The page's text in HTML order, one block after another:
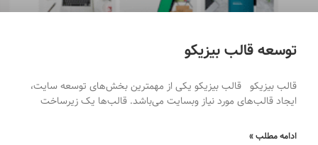
توسعه قالب بیزیکو
قالب بیزیکو قالب بیزیکو یکی از مهمترین بخش‌های توسعه سایت،
ایجاد قالب‌های مورد نیاز وبسایت می‌باشد. قالب‌ها یک زیرساخت
ادامه مطلب »